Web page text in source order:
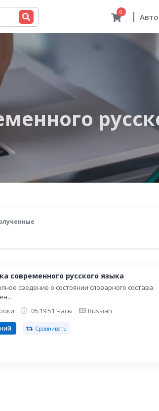
0
современного русского языка
сведение о состоянии словарного состава
05:19:51 Часы
Russian
Сравнивать